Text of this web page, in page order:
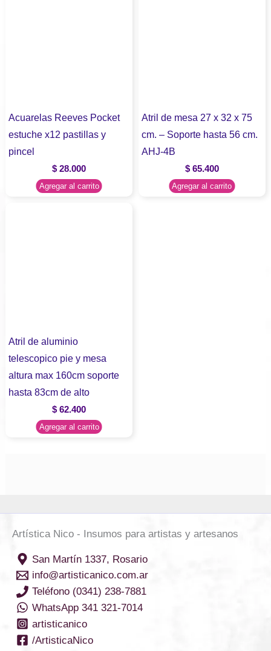
Acuarelas Reeves Pocket
estuche x12 pastillas y
pincel
$ 28.000
Agregar al carrito
Atril de mesa 27 x 32 x 75
cm. – Soporte hasta 56 cm.
AHJ-4B
$65.400
Agregar al carrito
Atril de aluminio
telescopico pie y mesa
altura max 160cm soporte
hasta 83cm de alto
$ 62.400
Agregar al carrito
Artística Nico - Insumos para artistas y artesanos
San Martín 1337, Rosario
info@artisticanico.com.ar
Teléfono (0341) 238-7881
WhatsApp 341 321-7014
artisticanico
/ArtisticaNico